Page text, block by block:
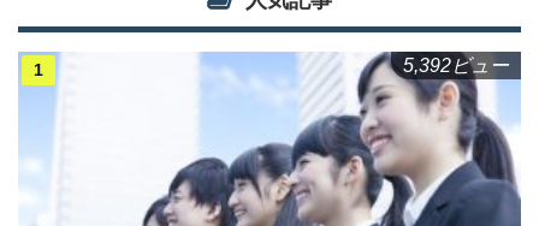
5,392ビュー